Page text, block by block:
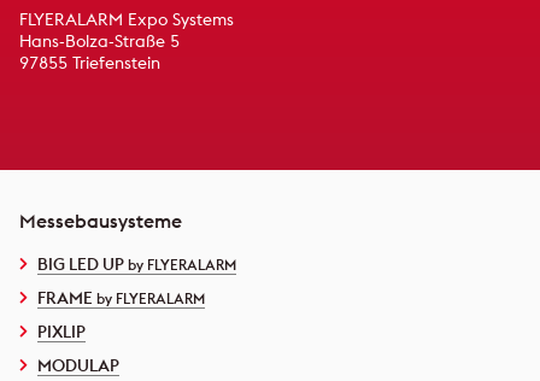
FLYERALARM Expo Systems
Hans-Bolza-Straße 5
97855 Triefenstein
Messebausysteme
BIG LED UP by FLYERALARM
FRAME by FLYERALARM
PIXLIP
MODULAP